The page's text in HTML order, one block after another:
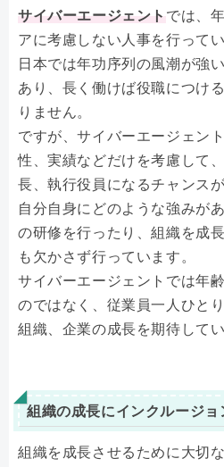
サイバーエージェント では、
アに考慮しない人事を行ってい
日本では年功序列の風潮が強
あり、長く働けば役職につけ
りません。
ですが、サイバーエージェン
性、実績などだけを考慮して
長、執行役員になるチャンスが
自分自身にどのような強みが
の研修を行ったり、組織を成
も欠かさず行っています。
サイバーエージェントでは年
のではなく、従業員一人ひと
組織、企業の成長を期待してい
組織の成長にインクルージョ
組織を成長させるために大切